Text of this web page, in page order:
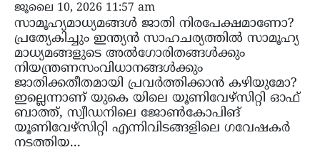
ജൂലൈ 10, 2026 11:57 am
സാമൂഹ്യമാധ്യമങ്ങള്‍ ജാതി നിരപേക്ഷമാണോ?
പ്രത്യേകിച്ചും ഇന്ത്യന്‍ സാഹചര്യത്തില്‍ സാമൂഹ്യ
മാധ്യമങ്ങളുടെ അല്‍ഗോരിതങ്ങള്‍ക്കും
നിയന്ത്രണസംവിധാനങ്ങള്‍ക്കും
ജാതിക്കതീതമായി പ്രവര്‍ത്തിക്കാന്‍ കഴിയുമോ?
ഇല്ലെന്നാണ് യുകെ യിലെ യൂണിവേഴ്സിറ്റി ഓഫ്
ബാത്ത്, സ്വീഡനിലെ ജോൺകോപിങ്
യൂണിവേഴ്‌സിറ്റി എന്നിവിടങ്ങളിലെ ഗവേഷകർ
നടത്തിയ...